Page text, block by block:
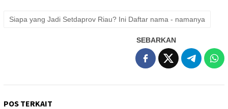
Siapa yang Jadi Setdaprov Riau? Ini Daftar nama - namanya
SEBARKAN
POS TERKAIT